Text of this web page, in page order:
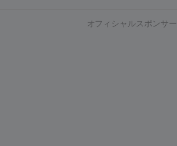
オフィシャルスポンサー